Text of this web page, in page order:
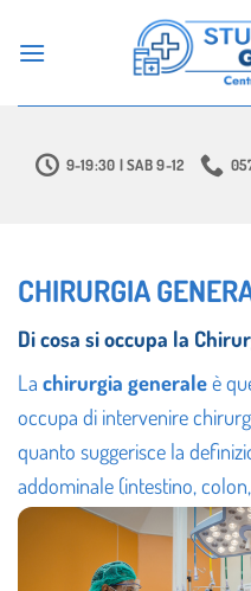
9-19:30 | SAB 9-12
CHIRURGIA
Di cosa si occupa la
La chirurgia generaleè
occupa di intervenire
quanto suggerisce la
addominale (intestino,
pancreas, cistifellea, fegato,